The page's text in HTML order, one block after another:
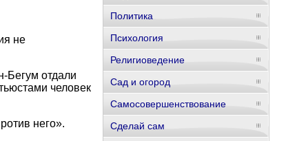
не
Бегум отдали
человек
него».
Политика
Психология
Религиоведение
Сад и огород
Самосовершенствование
Сделай сам